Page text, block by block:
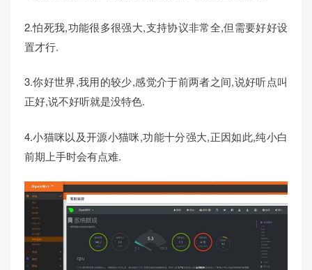
2.怕死我,功能很多很强大,支持协议非常全,但需要好好设
置才行.
3.你好世界,我用的较少,感觉介于前两者之间,说好听点叫
正好,说不好听就是没特色.
4.小猫咪以及开源小猫咪,功能十分强大,正因如此,纯小白
前期上手时会有点难.